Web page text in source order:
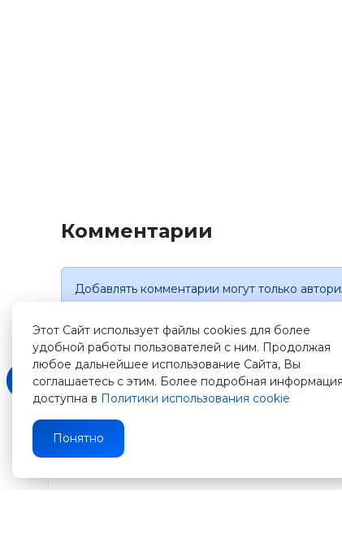
Комментарии
Добавлять комментарии могут только
Зарегистрируйтесь
на
сайте
Этот Сайт использует файлы cookies для более
удобной работы пользователей с ним. Продолжая
любое дальнейшее использование Сайта, Вы
соглашаетесь с этим. Более подробная информация
доступна в Политики использования cookie
Понятно